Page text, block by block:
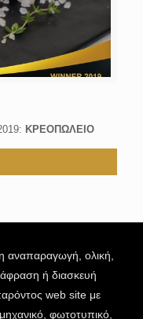
ΚΡΕΟΠΩΛΕΙΟ
ολική,
ή διασκευή
web site με
φωτοτυπικό,